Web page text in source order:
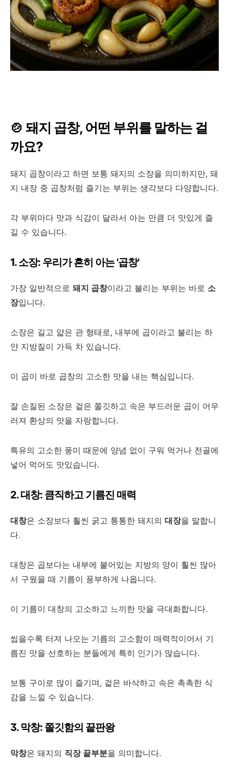
🍲 돼지 곱창, 어떤 부위를 말하는 걸
까요?
돼지 곱창이라고 하면 보통 돼지의 소장을 의미하지만, 돼
지 내장 중 곱창처럼 즐기는 부위는 생각보다 다양합니다.
각 부위마다 맛과 식감이 달라서 아는 만큼 더 맛있게 즐
길 수 있습니다.
1. 소장: 우리가 흔히 아는 '곱창'
가장 일반적으로 돼지 곱창이라고 불리는 부위는 바로 소
장입니다.
소장은 길고 얇은 관 형태로, 내부에 곱이라고 불리는 하
얀 지방질이 가득 차 있습니다.
이 곱이 바로 곱창의 고소한 맛을 내는 핵심입니다.
잘 손질된 소장은 겉은 쫄깃하고 속은 부드러운 곱이 어우
러져 환상의 맛을 자랑합니다.
특유의 고소한 풍미 때문에 양념 없이 구워 먹거나 전골에
넣어 먹어도 맛있습니다.
2. 대창: 큼직하고 기름진 매력
대창은 소장보다 훨씬 굵고 통통한 돼지의 대장을 말합니
다.
대창은 곱보다는 내부에 붙어있는 지방의 양이 훨씬 많아
서 구웠을 때 기름이 풍부하게 나옵니다.
이 기름이 대창의 고소하고 느끼한 맛을 극대화합니다.
씹을수록 터져 나오는 기름의 고소함이 매력적이어서 기
름진 맛을 선호하는 분들에게 특히 인기가 많습니다.
보통 구이로 많이 즐기며, 겉은 바삭하고 속은 촉촉한 식
감을 느낄 수 있습니다.
3. 막창: 쫄깃함의 끝판왕
막창은 돼지의 직장 끝부분을 의미합니다.